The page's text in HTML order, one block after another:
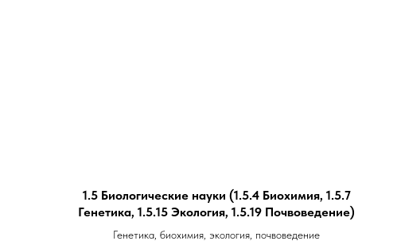
1.5 Биологические науки (1.5.4 Биохимия, 1.5.7
Генетика, 1.5.15 Экология, 1.5.19 Почвоведение)
Генетика, биохимия, экология, почвоведение